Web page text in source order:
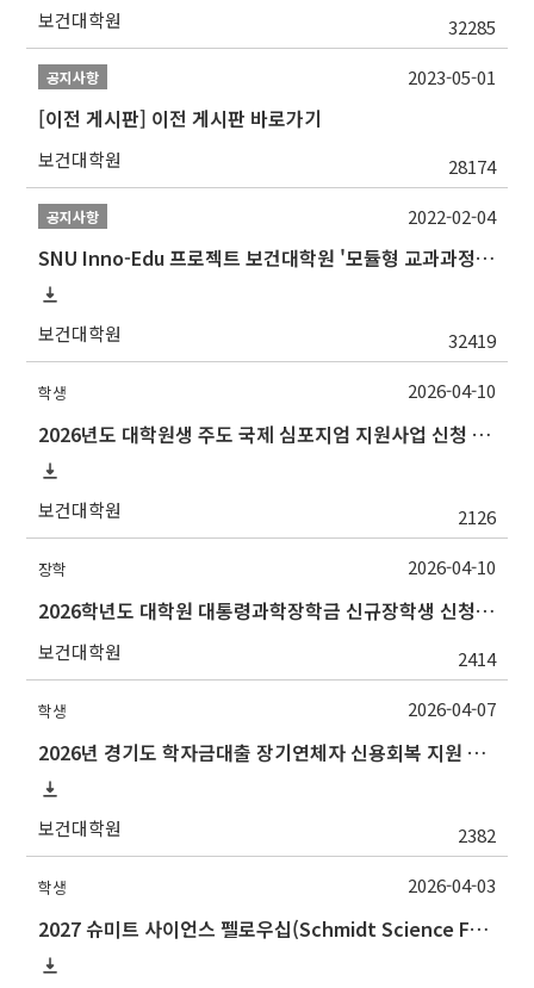
보건대학원 32285
공지사항
[이전 게시판] 이전 게시판 바로가기
보건대학원 28174
2023-05-01
공지사항
SNU Inno-Edu 프로젝트 보건대학원 '모듈형 교과과정' 안내(revised 2022/2/28)
보건대학원 32419
2022-02-04
학생
2026년도 대학원생 주도 국제 심포지엄 지원사업 신청 안내
보건대학원 2126
2026-04-10
장학
2026학년도 대학원 대통령과학장학금 신규장학생 신청 및 선발 안내
보건대학원 2414
2026-04-10
학생
2026년 경기도 학자금대출 장기연체자 신용회복 지원 사업 안내
보건대학원 2382
2026-04-07
학생
2027 슈미트 사이언스 펠로우십(Schmidt Science Fellows) 후보자 선발 안내
2026-04-03